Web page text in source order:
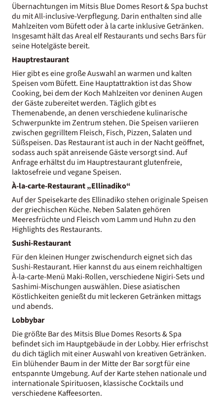
Übernachtungen im ​Mitsis Blue Domes Resort & Spa buchst
du mit All-inclusive-Verpflegung. Darin enthalten sind alle
Mahlzeiten vom Büfett oder à la carte inklusive Getränken.
Insgesamt hält das Areal elf Restaurants und sechs Bars für
seine Hotelgäste bereit.
Hauptrestaurant
Hier gibt es eine große Auswahl an warmen und kalten
Speisen vom Büfett. Eine Hauptattraktion ist das Show
Cooking, bei dem der Koch Mahlzeiten vor deninen Augen
der Gäste zubereitet werden. Täglich gibt es
Themenabende, an denen verschiedene kulinarische
Schwerpunkte im Zentrum stehen. Die Speisen variieren
zwischen gegrilltem Fleisch, Fisch, Pizzen, Salaten und
Süßspeisen. Das Restaurant ist auch in der Nacht geöffnet,
sodass auch spät anreisende Gäste versorgt sind. Auf
Anfrage erhältst du im Hauptrestaurant glutenfreie,
laktosefreie und vegane Speisen.
À-la-carte-Restaurant „Ellinadiko“
Auf der Speisekarte des Ellinadiko stehen originale Speisen
der griechischen Küche. Neben Salaten gehören
Meeresfrüchte und Fleisch vom Lamm und Huhn zu den
Highlights des Restaurants.
Sushi-Restaurant
Für den kleinen Hunger zwischendurch eignet sich das
Sushi-Restaurant. Hier kannst du aus einem reichhaltigen
À-la-carte-Menü Maki-Rollen, verschiedene Nigiri-Sets und
Sashimi-Mischungen auswählen. Diese asiatischen
Köstlichkeiten genießt du mit leckeren Getränken mittags
und abends.
Lobbybar
Die größte Bar des Mitsis Blue Domes Resorts & Spa
befindet sich im Hauptgebäude in der Lobby. Hier erfrischst
du dich täglich mit einer Auswahl von kreativen Getränken.
Ein blühender Baum in der Mitte der Bar sorgt für eine
entspannte Umgebung. Auf der Karte stehen nationale und
internationale Spirituosen, klassische Cocktails und
verschiedene Kaffeesorten.